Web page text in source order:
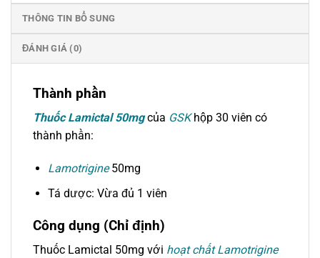
THÔNG TIN BỔ SUNG
ĐÁNH GIÁ (0)
Thành phần
Thuốc Lamictal 50mgcủa GSKhộp 30 viên có
thành phần:
Lamotrigine50mg
Tá dược: Vừa đủ 1 viên
Công dụng (Chỉ định)
Thuốc Lamictal 50mg với hoạt chất Lamotrigine